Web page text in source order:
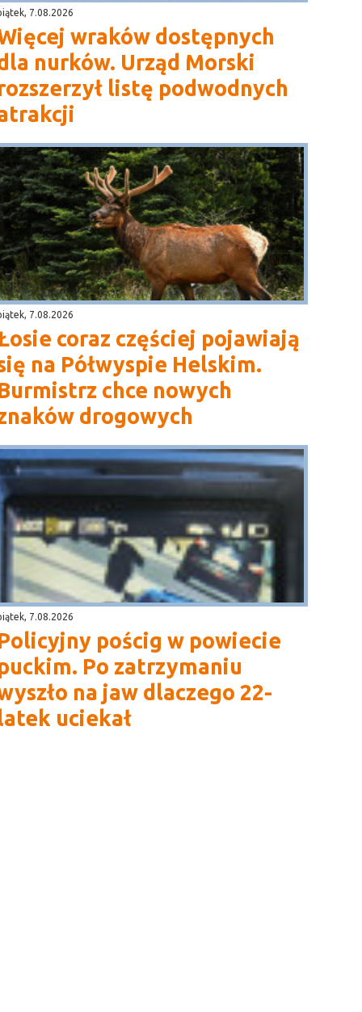
7.08.2026
wraków dostępnych
nurków. Urząd Morski
listę podwodnych
7.08.2026
coraz częściej pojawiają
na Półwyspie Helskim.
chce nowych
drogowych
7.08.2026
pościg w powiecie
Po zatrzymaniu
na jaw dlaczego 22-
uciekał